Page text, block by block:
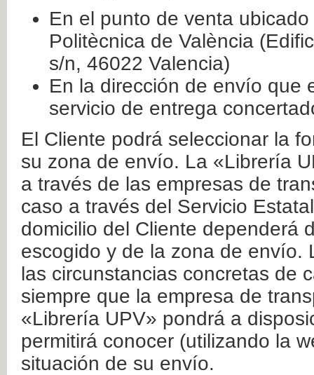
En el punto de venta
Politècnica de València
s/n, 46022 Valencia)
En la dirección de envío que
servicio de entrega
El Cliente podrá seleccionar la
su zona de envío. La «Librería
a través de las empresas de
caso a través del Servicio
domicilio del Cliente dependerá
escogido y de la zona de envío.
las circunstancias concretas de
siempre que la empresa de
«Librería UPV» pondrá a
permitirá conocer (utilizando la
situación de su envío.